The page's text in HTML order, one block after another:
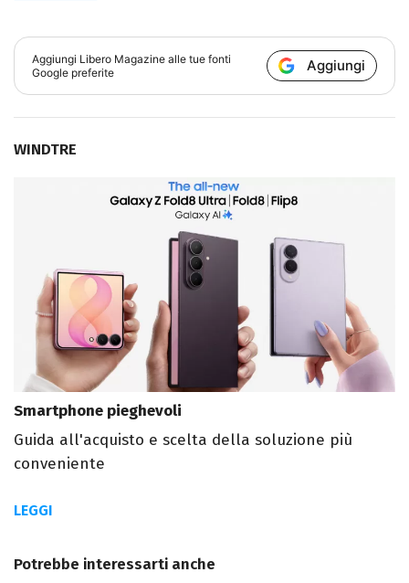
Aggiungi Libero Magazine alle tue fonti
Google preferite
Aggiungi
WINDTRE
Smartphone pieghevoli
Guida all'acquisto e scelta della soluzione più
conveniente
LEGGI
Potrebbe interessarti anche